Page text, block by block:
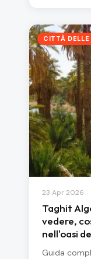
CITTÀ DELLE
23 Apr 2026
Taghit
vedere,
nell'oasi
Guida